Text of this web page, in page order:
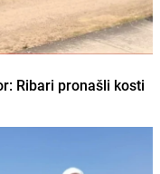
Ribari pronašli kosti